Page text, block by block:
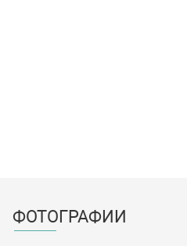
ФОТОГРАФИИ